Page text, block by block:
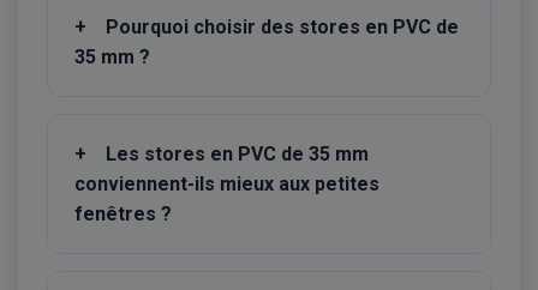
+
Pourquoi choisir des stores en PVC de
35 mm ?
+
Les stores en PVC de 35 mm
conviennent-ils mieux aux petites
fenêtres ?